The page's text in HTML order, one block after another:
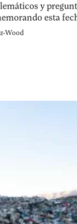
y
esta
Wood